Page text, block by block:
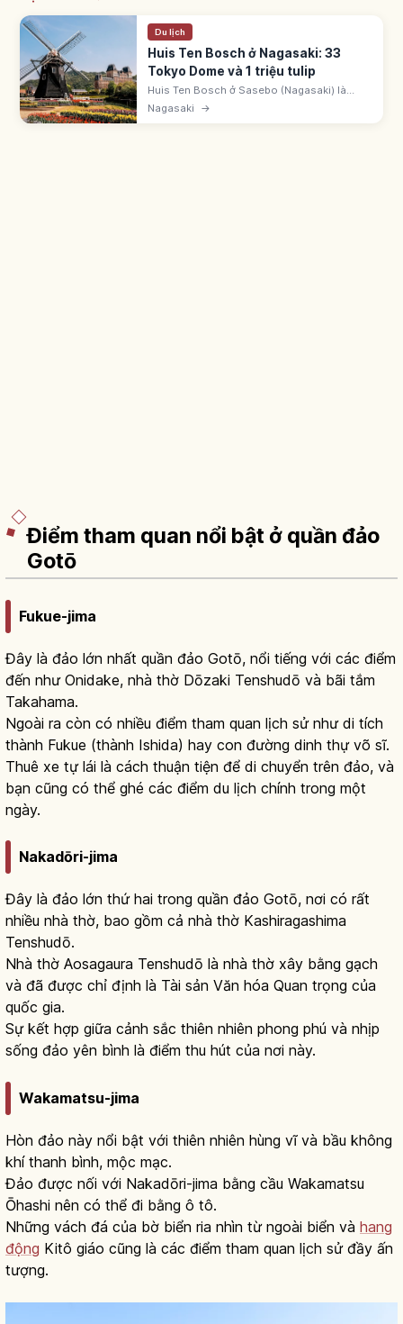
Du lịch
Huis Ten Bosch ở Nagasaki: 33
Tokyo Dome và 1 triệu tulip
Huis Ten Bosch ở Sasebo (Nagasaki) là
công viên Hà Lan rộng ~33 Tokyo Dome. Lễ
hội Tulip 1 triệu bông. Đêm ~13 triệu LED. Hơn
Nagasaki →
Điểm tham quan nổi bật ở quần đảo
Gotō
Fukue-jima
Đây là đảo lớn nhất quần đảo Gotō, nổi tiếng với các điểm
đến như Onidake, nhà thờ Dōzaki Tenshudō và bãi tắm
Takahama.
Ngoài ra còn có nhiều điểm tham quan lịch sử như di tích
thành Fukue (thành Ishida) hay con đường dinh thự võ sĩ.
Thuê xe tự lái là cách thuận tiện để di chuyển trên đảo, và
bạn cũng có thể ghé các điểm du lịch chính trong một
ngày.
Nakadōri-jima
Đây là đảo lớn thứ hai trong quần đảo Gotō, nơi có rất
nhiều nhà thờ, bao gồm cả nhà thờ Kashiragashima
Tenshudō.
Nhà thờ Aosagaura Tenshudō là nhà thờ xây bằng gạch
và đã được chỉ định là Tài sản Văn hóa Quan trọng của
quốc gia.
Sự kết hợp giữa cảnh sắc thiên nhiên phong phú và nhịp
sống đảo yên bình là điểm thu hút của nơi này.
Wakamatsu-jima
Hòn đảo này nổi bật với thiên nhiên hùng vĩ và bầu không
khí thanh bình, mộc mạc.
Đảo được nối với Nakadōri-jima bằng cầu Wakamatsu
Ōhashi nên có thể đi bằng ô tô.
Những vách đá của bờ biển ria nhìn từ ngoài biển và hang
động Kitô giáo cũng là các điểm tham quan lịch sử đầy ấn
tượng.